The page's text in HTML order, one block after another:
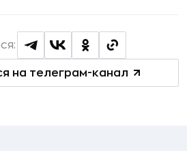
на телеграм-канал